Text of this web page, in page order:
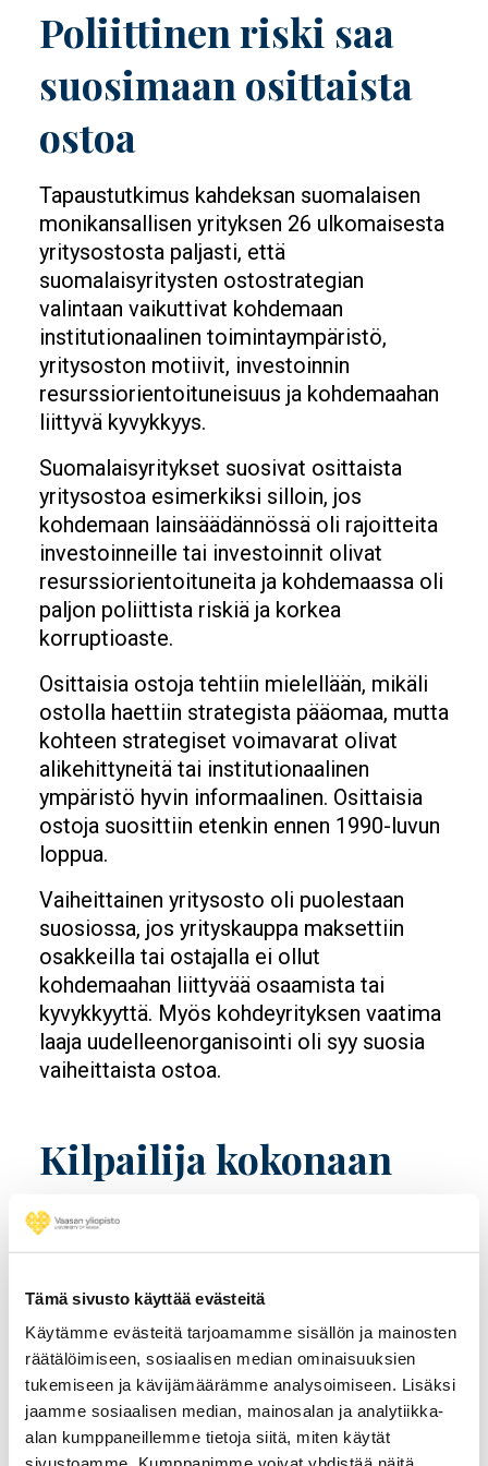
Tämä sivusto käyttää evästeitä
Käytämme evästeitä tarjoamamme sisällön ja mainosten
räätälöimiseen, sosiaalisen median ominaisuuksien
tukemiseen ja kävijämäärämme analysoimiseen. Lisäksi
jaamme sosiaalisen median, mainosalan ja analytiikka-
alan kumppaneillemme tietoja siitä, miten käytät
Poliittinen riski saa
suosimaan osittaista
ostoa
Tapaustutkimus kahdeksan suomalaisen
monikansallisen yrityksen 26 ulkomaisesta
yritysostosta paljasti, että
suomalaisyritysten ostostrategian
valintaan vaikuttivat kohdemaan
institutionaalinen toimintaympäristö,
yritysoston motiivit, investoinnin
resurssiorientoituneisuus ja kohdemaahan
liittyvä kyvykkyys.
Suomalaisyritykset suosivat osittaista
yritysostoa esimerkiksi silloin, jos
kohdemaan lainsäädännössä oli rajoitteita
investoinneille tai investoinnit olivat
resurssiorientoituneita ja kohdemaassa oli
paljon poliittista riskiä ja korkea
korruptioaste.
Osittaisia ostoja tehtiin mielellään, mikäli
ostolla haettiin strategista pääomaa, mutta
kohteen strategiset voimavarat olivat
alikehittyneitä tai institutionaalinen
ympäristö hyvin informaalinen. Osittaisia
ostoja suosittiin etenkin ennen 1990-luvun
loppua.
Vaiheittainen yritysosto oli puolestaan
suosiossa, jos yrityskauppa maksettiin
osakkeilla tai ostajalla ei ollut
kohdemaahan liittyvää osaamista tai
kyvykkyyttä. Myös kohdeyrityksen vaatima
laaja uudelleenorganisointi oli syy suosia
vaiheittaista ostoa.
Kilpailija kokonaan
haltuun
puolestaan hankkia silloin, jos ostokohde
oli hyvin pieni suhteessa ostajaan tai
ostajayrityksellä oli paljon kokemusta
kohdemaasta yritysostojen ollessa
markkina- tai tehokkuusorientoituneita.
Myös silloin, jos ostokohde oli kilpailija,